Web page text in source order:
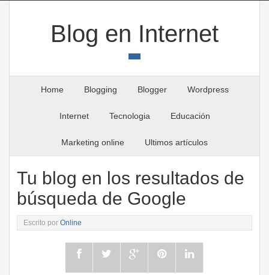
Blog en Internet
Home Blogging Blogger Wordpress
Internet Tecnologia Educación
Marketing online Ultimos artículos
Tu blog en los resultados de
búsqueda de Google
Escrito porOnline